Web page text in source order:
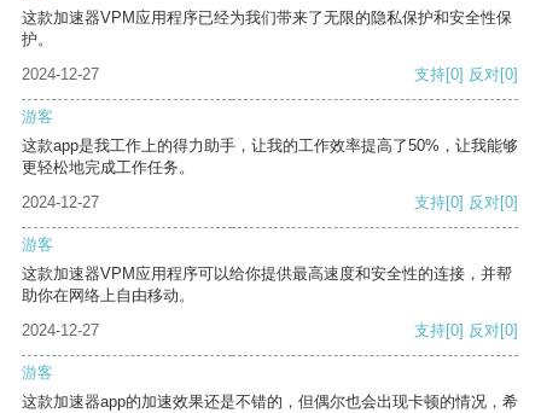
这款加速器VPM应用程序已经为我们带来了无限的隐私保护和安全性保
护。
2024-12-27
支持[0] 反对[0]
游客
这款app是我工作上的得力助手，让我的工作效率提高了50%，让我能够
更轻松地完成工作任务。
2024-12-27
支持[0] 反对[0]
游客
这款加速器VPM应用程序可以给你提供最高速度和安全性的连接，并帮
助你在网络上自由移动。
2024-12-27
支持[0] 反对[0]
游客
这款加速器app的加速效果还是不错的，但偶尔也会出现卡顿的情况，希